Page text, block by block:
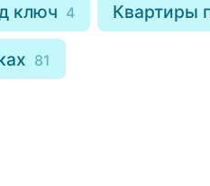
ключ 4 Квартиры
81